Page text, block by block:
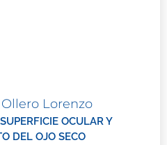
Lorenzo
OCULAR Y
DEL OJO SECO